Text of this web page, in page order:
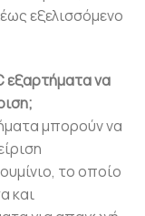
εξελισσόμενο
εξαρτήματα να
μπορούν να
το οποίο
και